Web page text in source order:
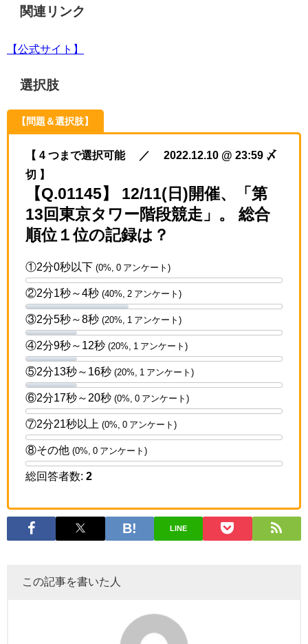
関連リンク
【公式サイト】
選択肢
【問題＆選択肢】
【 4 つまで選択可能 ／ 2022.12.10 @ 23:59 〆
切 】
【Q.01145】 12/11(日)開催、「第
13回東京タワー階段競走」。 総合
順位１位の記録は？
①2分0秒以下 (0%, 0 アンケート)
②2分1秒～4秒 (40%, 2 アンケート)
③2分5秒～8秒 (20%, 1 アンケート)
④2分9秒～12秒 (20%, 1 アンケート)
⑤2分13秒～16秒 (20%, 1 アンケート)
⑥2分17秒～20秒 (0%, 0 アンケート)
⑦2分21秒以上 (0%, 0 アンケート)
⑧その他 (0%, 0 アンケート)
総回答者数: 2
LINE
この記事を書いた人